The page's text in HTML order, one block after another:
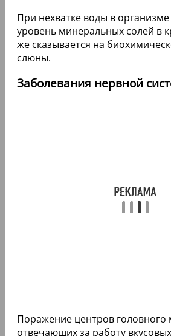
При нехватке воды в организме
уровень минеральных солей в
же сказывается на
слюны.
Заболевания нервной
Поражение центров головного
отвечающих за работу